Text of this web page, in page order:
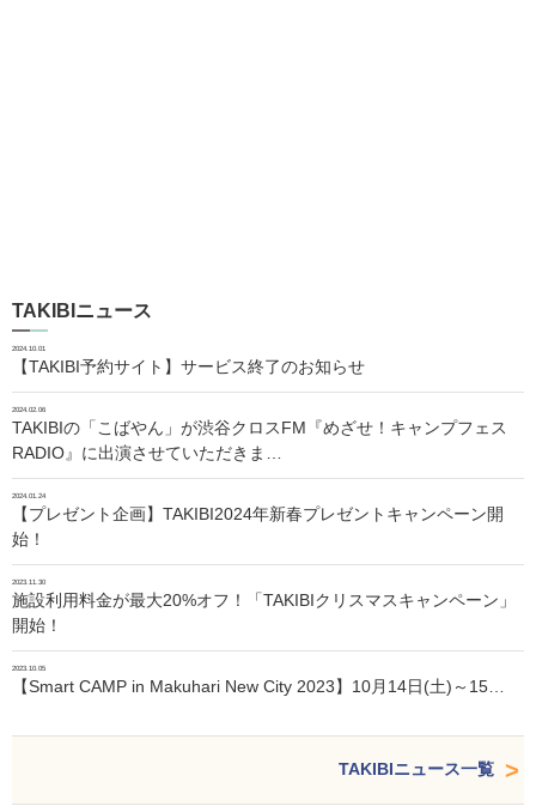
TAKIBIニュース
2024.10.01
【TAKIBI予約サイト】サービス終了のお知らせ
2024.02.06
TAKIBIの「こばやん」が渋谷クロスFM『めざせ！キャンプフェス
RADIO』に出演させていただきま…
2024.01.24
【プレゼント企画】TAKIBI2024年新春プレゼントキャンペーン開
始！
2023.11.30
施設利用料金が最大20%オフ！「TAKIBIクリスマスキャンペーン」
開始！
2023.10.05
【Smart CAMP in Makuhari New City 2023】10月14日(土)～15…
TAKIBIニュース一覧